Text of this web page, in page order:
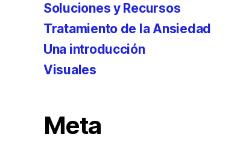
Soluciones y Recursos
Tratamiento de la Ansiedad
Una introducción
Visuales
Meta